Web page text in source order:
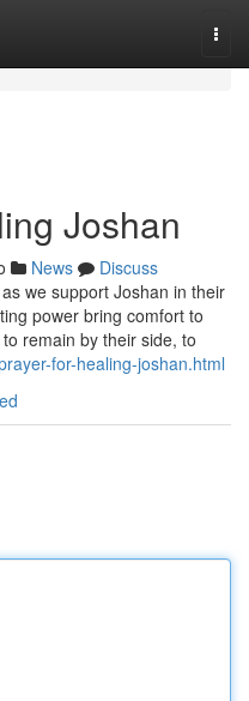
Joshan
News
Discuss
we support Joshan in their
power bring comfort to
remain by their side, to
for-healing-joshan.html